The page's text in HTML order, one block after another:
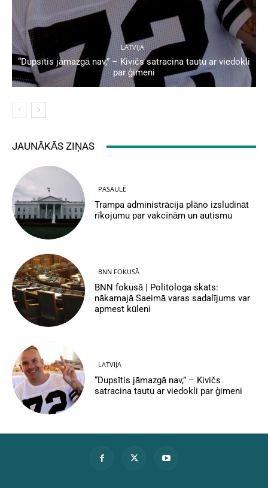
LATVIJA
“Dupsītis jāmazgā nav,” – Kivičs satracina tautu ar viedokli
par ģimeni
JAUNĀKĀS ZIŅAS
PASAULĒ
Trampa administrācija plāno izsludināt
rīkojumu par vakcīnām un autismu
BNN FOKUSĀ
BNN fokusā | Politologa skats:
nākamajā Saeimā varas sadalījums var
apmest kūleni
LATVIJA
“Dupsītis jāmazgā nav,” – Kivičs
satracina tautu ar viedokli par ģimeni